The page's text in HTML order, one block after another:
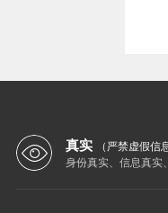
真实
（严禁虚假信
身份真实、信息真实